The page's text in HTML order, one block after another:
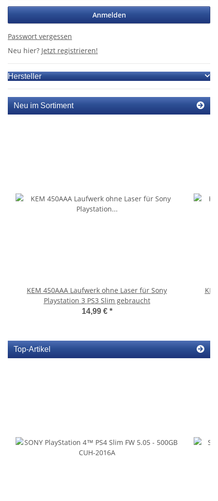
Anmelden
Passwort vergessen
Neu hier? Jetzt registrieren!
Hersteller
Neu im Sortiment
KEM 450AAA Laufwerk ohne Laser für Sony
Playstation 3 PS3 Slim gebraucht
14,99 € *
Top-Artikel